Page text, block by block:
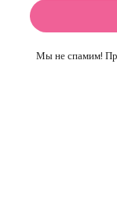
Мы не спамим!